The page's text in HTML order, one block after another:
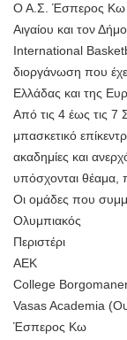
Ο Α.Σ. Έσπερος Κω
Αιγαίου και τον
International
διοργάνωση που
Ελλάδας και της
Από τις 4 έως τις 7
μπασκετικό
ακαδημίες και
υπόσχονται θέαμα,
Οι ομάδες που
Ολυμπιακός
Περιστέρι
ΑΕΚ
College
Vasas Academia
Έσπερος Κω